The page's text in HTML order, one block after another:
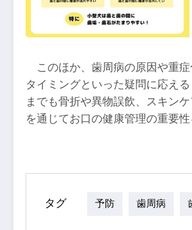
このほか、歯周病の原因や重
タイミングといった疑問に応え
までも骨折や異物誤飲、スキン
を通じてお口の健康管理の重要性
タグ 予防 歯周病